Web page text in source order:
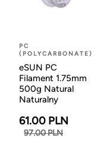
PC
(POLYCARBONATE)
eSUN PC
Filament 1.75mm
500g Natural
Naturalny
61.00 PLN
97.00 PLN